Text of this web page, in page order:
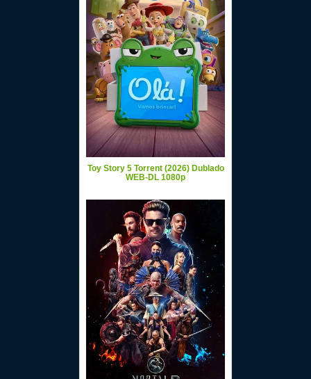
Toy Story 5 Torrent (2026) Dublado
WEB-DL 1080p